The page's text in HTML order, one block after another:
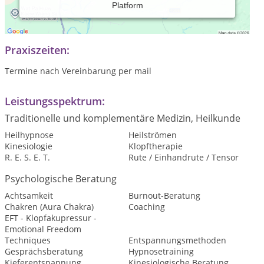
Platform
Heikpraktikerin für Psychotherapie und Coaching;
Hypnosetherapie und Energetische Heikmethoden
Praxiszeiten:
Termine nach Vereinbarung per mail
Leistungsspektrum:
Traditionelle und komplementäre Medizin, Heilkunde
Heilhypnose
Heilströmen
Kinesiologie
Klopftherapie
R. E. S. E. T.
Rute / Einhandrute / Tensor
Psychologische Beratung
Achtsamkeit
Burnout-Beratung
Chakren (Aura Chakra)
Coaching
EFT - Klopfakupressur -
Emotional Freedom
Techniques
Entspannungsmethoden
Gesprächsberatung
Hypnosetraining